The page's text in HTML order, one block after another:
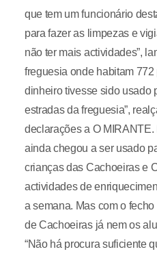
que tem um funcionário
para fazer as limpezas e
não ter mais actividades”,
freguesia onde habitam 772
dinheiro tivesse sido usado
estradas da freguesia”,
declarações a O
ainda chegou a ser usado
crianças das Cachoeiras e
actividades de
a semana. Mas com o
de Cachoeiras já nem os
“Não há procura suficiente